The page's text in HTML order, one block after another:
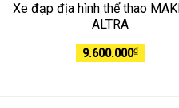
Xe đạp địa hình thể thao
ALTRA
9.600.000₫